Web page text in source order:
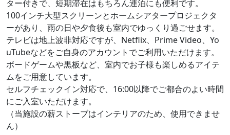
ター付きで、短期滞在はもちろん連泊にも便利です。
100インチ大型スクリーンとホームシアタープロジェクタ
ーがあり、雨の日や夕食後も室内でゆっくり過ごせます。
テレビは地上波非対応ですが、Netflix、Prime Video、Yo
uTubeなどをご自身のアカウントでご利用いただけます。
ボードゲームや黒板など、室内でお子様も楽しめるアイテ
ムをご用意しています。
セルフチェックイン対応で、16:00以降でご都合のよい時間
にご入室いただけます。
（当施設の薪ストーブはインテリアのため、使用できませ
ん）